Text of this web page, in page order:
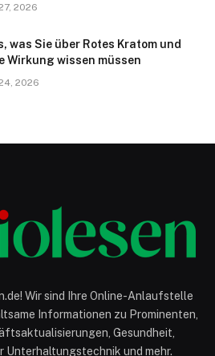
2026
was Sie über Rotes Kratom und
Wirkung wissen müssen
2026
Wir sind Ihre Online-Anlaufstelle
Informationen zu Prominenten,
Gesundheit,
Unterhaltungstechnik und mehr.